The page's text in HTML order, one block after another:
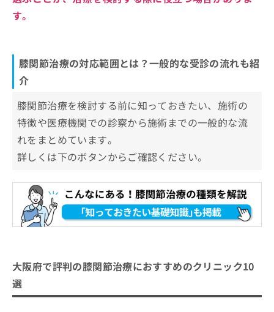
す。
膝関節治療の対応範囲とは？一般的な受診の流れも紹
介
膝関節治療を検討する前に知っておきたい、施術の
特徴や医療機関での診察から施術までの一般的な流
れをまとめています。
詳しくは下のボタンからご確認ください。
大阪府で評判の膝関節治療におすすめのクリニック10
選